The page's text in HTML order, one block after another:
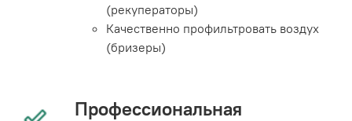
(рекуператоры)
Качественно профильтровать воздух
(бризеры)
Профессиональная